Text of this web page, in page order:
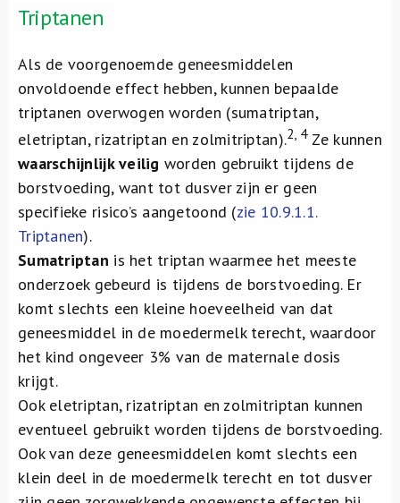
Triptanen
Als de voorgenoemde geneesmiddelen
onvoldoende effect hebben, kunnen bepaalde
triptanen overwogen worden (sumatriptan,
eletriptan, rizatriptan en zolmitriptan).2, 4Ze kunnen
waarschijnlijk veilig worden gebruikt tijdens de
borstvoeding, want tot dusver zijn er geen
specifieke risico’s aangetoond (zie 10.9.1.1.
Triptanen).
Sumatriptan is het triptan waarmee het meeste
onderzoek gebeurd is tijdens de borstvoeding. Er
komt slechts een kleine hoeveelheid van dat
geneesmiddel in de moedermelk terecht, waardoor
het kind ongeveer 3% van de maternale dosis
krijgt.
Ook eletriptan, rizatriptan en zolmitriptan kunnen
eventueel gebruikt worden tijdens de borstvoeding.
Ook van deze geneesmiddelen komt slechts een
klein deel in de moedermelk terecht en tot dusver